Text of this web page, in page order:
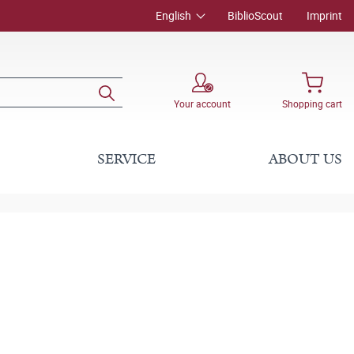
English BiblioScout Imprint
Your account Shopping cart
SERVICE ABOUT US